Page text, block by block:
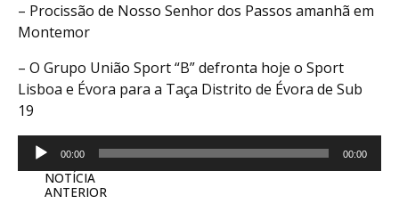
– Procissão de Nosso Senhor dos Passos amanhã em
Montemor
– O Grupo União Sport “B” defronta hoje o Sport
Lisboa e Évora para a Taça Distrito de Évora de Sub
19
Reprodutor
de
áudio
00:00 00:00
NOTÍCIA
ANTERIOR